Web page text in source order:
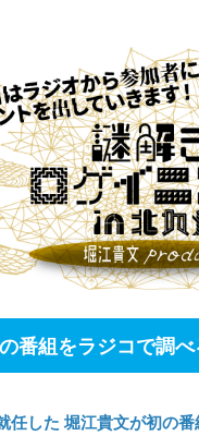
番組をラジコで調べ
任した 堀江貴文が初の番